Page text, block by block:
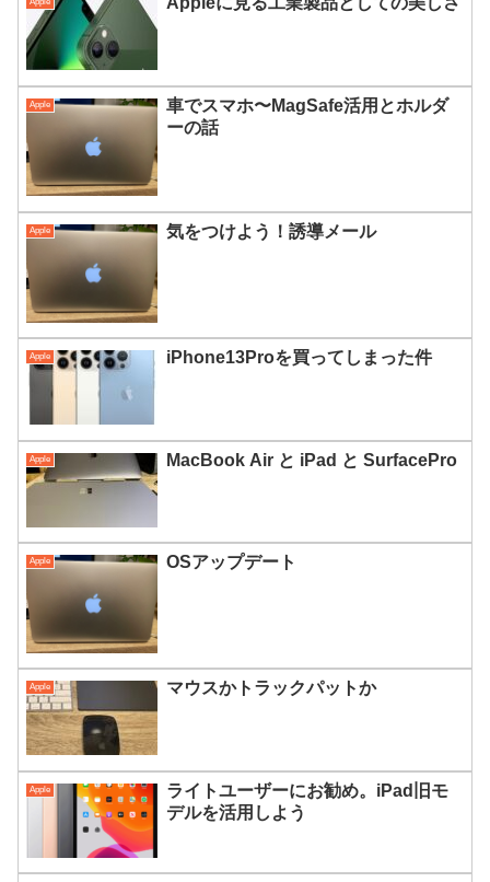
Apple
車でスマホ〜MagSafe活用とホルダ
ーの話
Apple 気をつけよう！誘導メール
Apple iPhone13Proを買ってしまった件
Apple MacBook Air と iPad と SurfacePro
Apple OSアップデート
Apple マウスかトラックパットか
Apple
ライトユーザーにお勧め。iPad旧モ
デルを活用しよう